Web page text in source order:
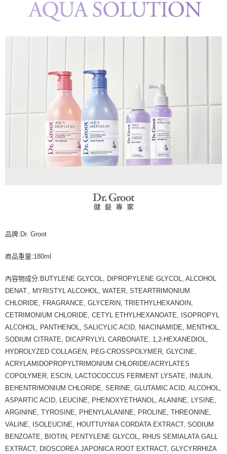
品牌:Dr. Groot
商品重量:180ml
內容物成分:BUTYLENE GLYCOL, DIPROPYLENE GLYCOL, ALCOHOL
DENAT., MYRISTYL ALCOHOL, WATER, STEARTRIMONIUM
CHLORIDE, FRAGRANCE, GLYCERIN, TRIETHYLHEXANOIN,
CETRIMONIUM CHLORIDE, CETYL ETHYLHEXANOATE, ISOPROPYL
ALCOHOL, PANTHENOL, SALICYLIC ACID, NIACINAMIDE, MENTHOL,
SODIUM CITRATE, DICAPRYLYL CARBONATE, 1,2-HEXANEDIOL,
HYDROLYZED COLLAGEN, PEG-CROSSPOLYMER, GLYCINE,
ACRYLAMIDOPROPYLTRIMONIUM CHLORIDE/ACRYLATES
COPOLYMER, ESCIN, LACTOCOCCUS FERMENT LYSATE, INULIN,
BEHENTRIMONIUM CHLORIDE, SERINE, GLUTAMIC ACID, ALCOHOL,
ASPARTIC ACID, LEUCINE, PHENOXYETHANOL, ALANINE, LYSINE,
ARGININE, TYROSINE, PHENYLALANINE, PROLINE, THREONINE,
VALINE, ISOLEUCINE, HOUTTUYNIA CORDATA EXTRACT, SODIUM
BENZOATE, BIOTIN, PENTYLENE GLYCOL, RHUS SEMIALATA GALL
EXTRACT, DIOSCOREA JAPONICA ROOT EXTRACT, GLYCYRRHIZA